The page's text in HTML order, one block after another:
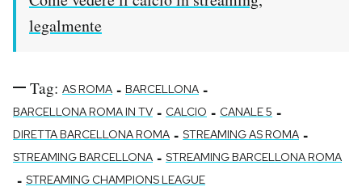
legalmente
Tag: AS ROMA - BARCELLONA -
BARCELLONA ROMA IN TV - CALCIO - CANALE 5 -
DIRETTA BARCELLONA ROMA - STREAMING AS ROMA -
STREAMING BARCELLONA - STREAMING BARCELLONA ROMA
- STREAMING CHAMPIONS LEAGUE